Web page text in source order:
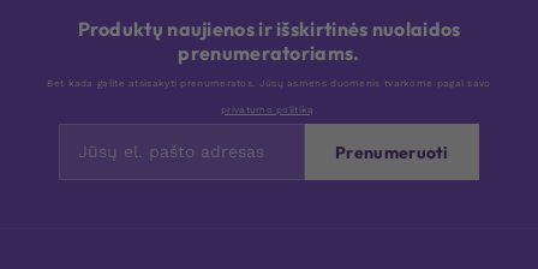
Produktų naujienos ir išskirtinės nuolaidos
prenumeratoriams.
Bet kada galite atsisakyti prenumeratos. Jūsų asmens duomenis tvarkome pagal savo
privatumo politiką .
Prenumeruoti